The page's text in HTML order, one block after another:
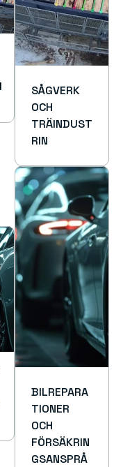
SÅGVERK
OCH
TRÄINDUST
RIN
BILREPARA
TIONER
OCH
FÖRSÄKRIN
GSANSPRÅ